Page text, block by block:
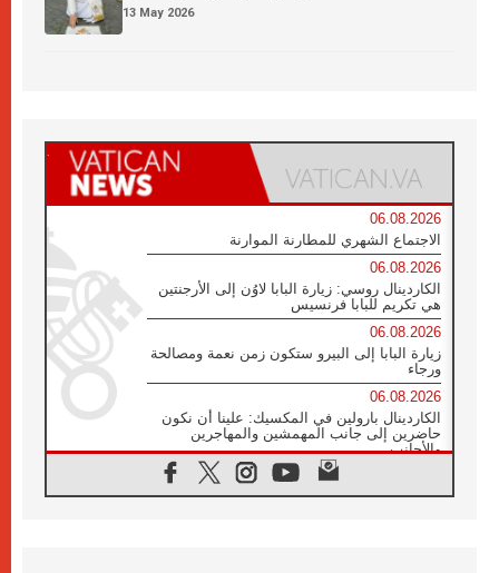
13 May 2026
06.08.2026
الاجتماع الشهري للمطارنة الموارنة
06.08.2026
الكاردينال روسي: زيارة البابا لاوُن إلى الأرجنتين
هي تكريم للبابا فرنسيس
06.08.2026
زيارة البابا إلى البيرو ستكون زمن نعمة ومصالحة
ورجاء
06.08.2026
الكاردينال بارولين في المكسيك: علينا أن نكون
حاضرين إلى جانب المهمشين والمهاجرين
والأجانب
البابا لاوُن الرابع عشر للشباب في أسيزي: